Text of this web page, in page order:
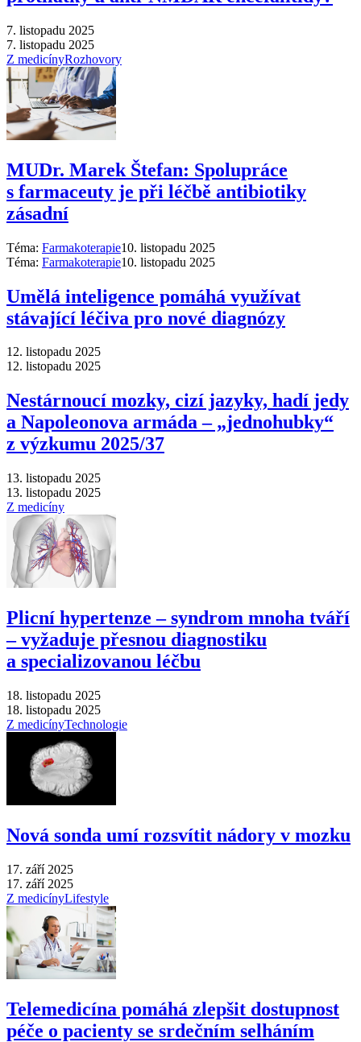
7. listopadu 2025
7. listopadu 2025
Z medicínyRozhovory
MUDr. Marek Štefan: Spolupráce
s farmaceuty je při léčbě antibiotiky
zásadní
Téma: Farmakoterapie10. listopadu 2025
Téma: Farmakoterapie10. listopadu 2025
Umělá inteligence pomáhá využívat
stávající léčiva pro nové diagnózy
12. listopadu 2025
12. listopadu 2025
Nestárnoucí mozky, cizí jazyky, hadí jedy
a Napoleonova armáda –⁠ „jednohubky“
z výzkumu 2025/37
13. listopadu 2025
13. listopadu 2025
Z medicíny
Plicní hypertenze –⁠ syndrom mnoha tváří
–⁠ vyžaduje přesnou diagnostiku
a specializovanou léčbu
18. listopadu 2025
18. listopadu 2025
Z medicínyTechnologie
Nová sonda umí rozsvítit nádory v mozku
17. září 2025
17. září 2025
Z medicínyLifestyle
Telemedicína pomáhá zlepšit dostupnost
péče o pacienty se srdečním selháním